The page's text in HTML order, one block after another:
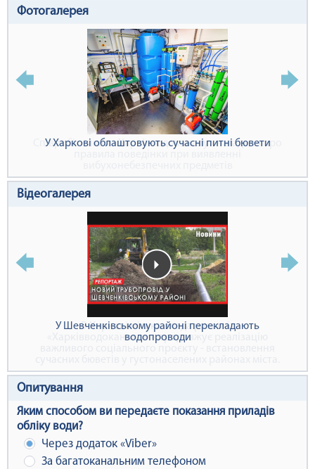
Фотогалерея
У Харкові облаштовують сучасні питні бювети
Відеогалерея
У Шевченківському районі перекладають
водопроводи
Опитування
Яким способом ви передаєте показання приладів
обліку води?
Через додаток «Viber»
За багатоканальним телефоном